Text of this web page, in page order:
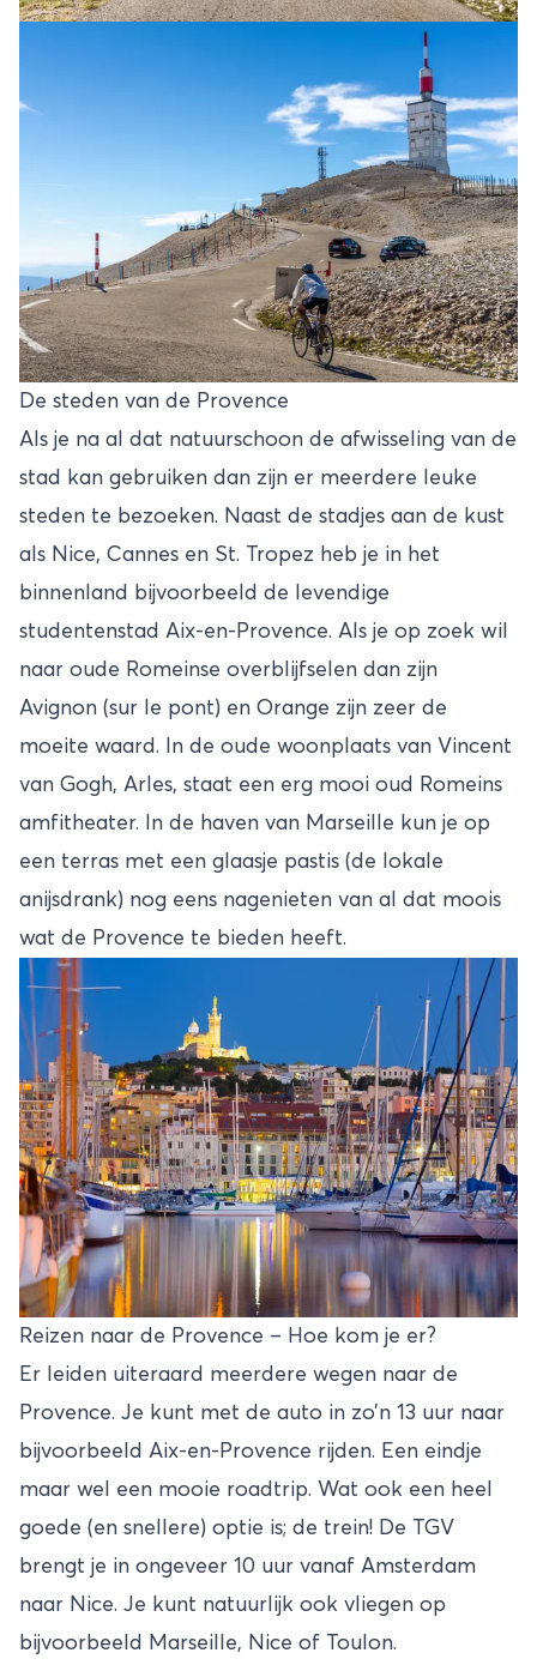
De steden van de Provence
Als je na al dat natuurschoon de afwisseling van de
stad kan gebruiken dan zijn er meerdere leuke
steden te bezoeken. Naast de stadjes aan de kust
als Nice, Cannes en St. Tropez heb je in het
binnenland bijvoorbeeld de levendige
studentenstad Aix-en-Provence. Als je op zoek wil
naar oude Romeinse overblijfselen dan zijn
Avignon (sur le pont) en Orange zijn zeer de
moeite waard. In de oude woonplaats van Vincent
van Gogh, Arles, staat een erg mooi oud Romeins
amfitheater. In de haven van Marseille kun je op
een terras met een glaasje pastis (de lokale
anijsdrank) nog eens nagenieten van al dat moois
wat de Provence te bieden heeft.
Reizen naar de Provence – Hoe kom je er?
Er leiden uiteraard meerdere wegen naar de
Provence. Je kunt met de auto in zo’n 13 uur naar
bijvoorbeeld Aix-en-Provence rijden. Een eindje
maar wel een mooie roadtrip. Wat ook een heel
goede (en snellere) optie is; de trein! De TGV
brengt je in ongeveer 10 uur vanaf Amsterdam
naar Nice. Je kunt natuurlijk ook vliegen op
bijvoorbeeld Marseille, Nice of Toulon.